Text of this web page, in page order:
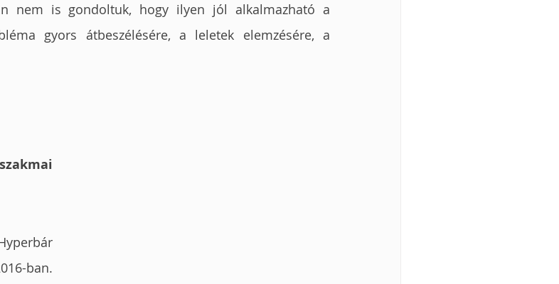
nem is gondoltuk, hogy ilyen jól alkalmazható a
gyors átbeszélésére, a leletek elemzésére, a
ban.